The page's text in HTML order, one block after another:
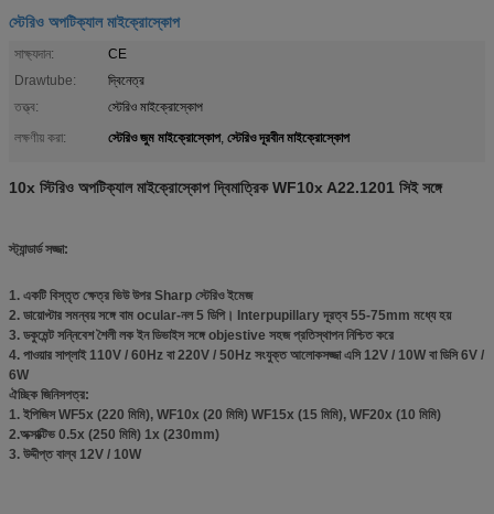
স্টেরিও অপটিক্যাল মাইক্রোস্কোপ
সাক্ষ্যদান:
CE
Drawtube:
দ্বিনেত্র
তত্ত্ব:
স্টেরিও মাইক্রোস্কোপ
লক্ষণীয় করা:
স্টেরিও জুম মাইক্রোস্কোপ, স্টেরিও দূরবীন মাইক্রোস্কোপ
10x স্টিরিও অপটিক্যাল মাইক্রোস্কোপ দ্বিমাত্রিক WF10x A22.1201 সিই সঙ্গে
স্ট্যান্ডার্ড সজ্জা:
1. একটি বিস্তৃত ক্ষেত্র ভিউ উপর Sharp স্টেরিও ইমেজ
2. ডায়োপ্টার সমন্বয় সঙ্গে বাম ocular-নল 5 ডিপি। Interpupillary দূরত্ব 55-75mm মধ্যে হয়
3. ডকুমেন্ট সন্নিবেশ শৈলী লক ইন ডিভাইস সঙ্গে objestive সহজ প্রতিস্থাপন নিশ্চিত করে
4. পাওয়ার সাপ্লাই 110V / 60Hz বা 220V / 50Hz সংযুক্ত আলোকসজ্জা এসি 12V / 10W বা ডিসি 6V /
6W
ঐচ্ছিক জিনিসপত্র:
1. ইপিজিস WF5x (220 মিমি), WF10x (20 মিমি) WF15x (15 মিমি), WF20x (10 মিমি)
2.অক্সাক্টিভ 0.5x (250 মিমি) 1x (230mm)
3. উদ্দীপ্ত বাল্ব 12V / 10W